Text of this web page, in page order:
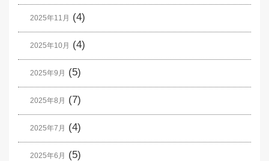
2025年11月 (4)
2025年10月 (4)
2025年9月 (5)
2025年8月 (7)
2025年7月 (4)
2025年6月 (5)